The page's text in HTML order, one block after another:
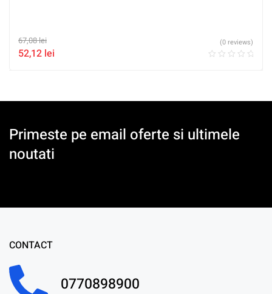
67,08lei
52,12 lei
(0 reviews)
Primeste pe email oferte si ultimele
noutati
CONTACT
0770898900